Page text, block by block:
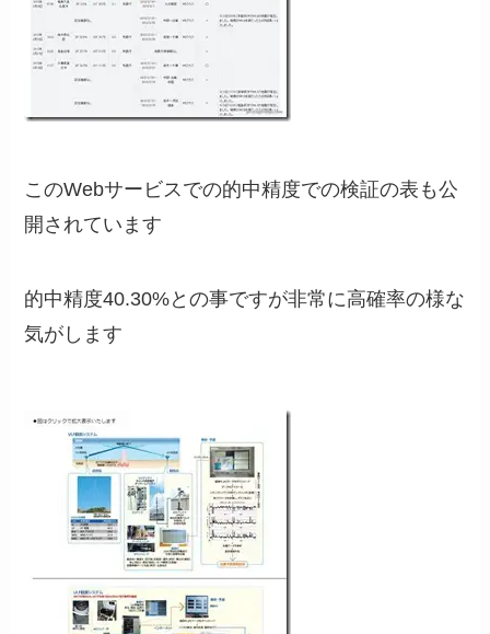
このWebサービスでの的中精度での検証の表も公
開されています
的中精度40.30%との事ですが非常に高確率の様な
気がします